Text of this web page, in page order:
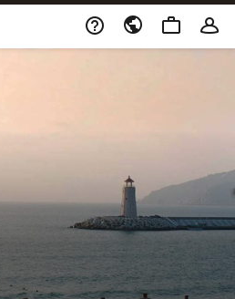
Bonvoy 打开新窗口